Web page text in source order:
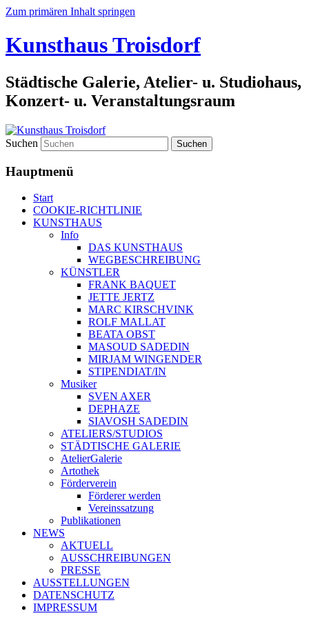
Zum primären Inhalt springen
Kunsthaus Troisdorf
Städtische Galerie, Atelier- u. Studiohaus,
Konzert- u. Veranstaltungsraum
Suchen
Hauptmenü
Start
COOKIE-RICHTLINIE
KUNSTHAUS
Info
DAS KUNSTHAUS
WEGBESCHREIBUNG
KÜNSTLER
FRANK BAQUET
JETTE JERTZ
MARC KIRSCHVINK
ROLF MALLAT
BEATA OBST
MASOUD SADEDIN
MIRJAM WINGENDER
STIPENDIAT/IN
Musiker
SVEN AXER
DEPHAZE
SIAVOSH SADEDIN
ATELIERS/STUDIOS
STÄDTISCHE GALERIE
AtelierGalerie
Artothek
Förderverein
Förderer werden
Vereinssatzung
Publikationen
NEWS
AKTUELL
AUSSCHREIBUNGEN
PRESSE
AUSSTELLUNGEN
DATENSCHUTZ
IMPRESSUM